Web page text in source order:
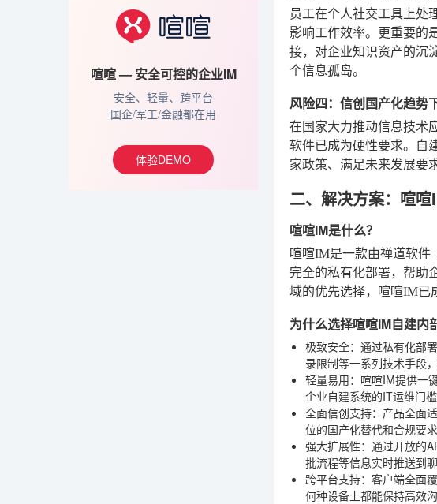
喧喧 — 安全可控的企业IM
安全、轻量、跨平台
国企/军工/金融都在用
体验DEMO
员工在个人社交工具上处
影响工作效率。更重要的
接，对企业知识资产的沉
个信息孤岛。
风险四：信创国产化趋势
在国家大力推动信息技术
软件已成为硬性要求。自
家政策、满足未来发展要
二、解决方案：喧
喧喧IM是什么？
喧喧IM是一款由禅道软件
完全的私有化部署，帮助
域的优先选择，喧喧IM已
为什么选择喧喧IM自建内
极致安全：通过私有化部
录限制等一系列技术手段
轻量易用：喧喧IM提供一
企业自建系统的IT运维门槛
全面信创支持：产品全面
位的国产化替代和合规要求
强大扩展性：通过开放的
批流程等信息实时推送到
跨平台支持：客户端全面
何种设备上都能保持高效沟